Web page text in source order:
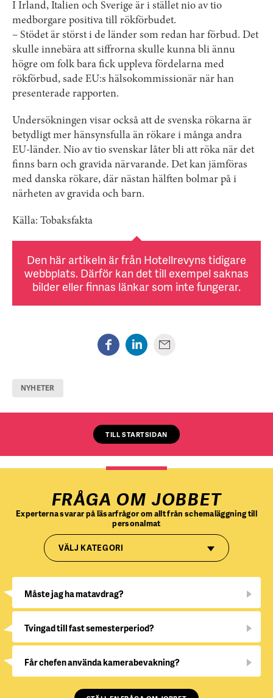
I Irland, Italien och Sverige är i stället nio av tio
medborgare positiva till rökförbudet.
– Stödet är störst i de länder som redan har förbud. Det
skulle innebära att siffrorna skulle kunna bli ännu
högre om folk bara fick uppleva fördelarna med
rökförbud, sade EU:s hälsokommissionär när han
presenterade rapporten.
Undersökningen visar också att de svenska rökarna är
betydligt mer hänsynsfulla än rökare i många andra
EU-länder. Nio av tio svenskar låter bli att röka när det
finns barn och gravida närvarande. Det kan jämföras
med danska rökare, där nästan hälften bolmar på i
närheten av gravida och barn.
Källa: Tobaksfakta
Den här artikeln är från Hotellrevyns tidigare
webbplats. Därför kan det till exempel saknas
bilder eller finnas länkar som inte fungerar.
NYHETER
TILL STARTSIDAN
FRÅGA OM JOBBET
Experterna svarar på läsarfrågor om allt från schemaläggning till
personalmat
VÄLJ KATEGORI
Måste jag ha matavdrag?
Tvingad till fast semesterperiod?
Får chefen använda kamerabevakning?